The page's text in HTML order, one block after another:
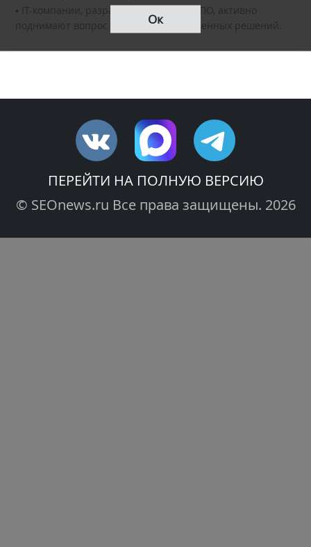
▪️ IT-компании, разрабатывающие эти ПО, активно
поднимают вопрос развития отечественных решений.
Ок
ПЕРЕЙТИ НА ПОЛНУЮ ВЕРСИЮ
© SEOnews.ru Все права защищены. 2026